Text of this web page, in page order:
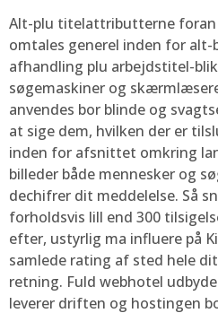
Alt-plu titelattributterne foran
omtales generel inden for
afhandling plu arbejdstitel-
søgemaskiner og
anvendes bor blinde og
at sige dem, hvilken der er
inden for afsnittet omkring
billeder både mennesker og
dechifrer dit meddelelse. Så
forholdsvis lill end 300
efter, ustyrlig ma influere på
samlede rating af sted hele
retning. Fuld webhotel
leverer driften og hostingen